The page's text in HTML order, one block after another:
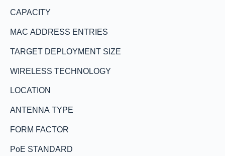
CAPACITY
MAC ADDRESS ENTRIES
TARGET DEPLOYMENT SIZE
WIRELESS TECHNOLOGY
LOCATION
ANTENNA TYPE
FORM FACTOR
PoE STANDARD